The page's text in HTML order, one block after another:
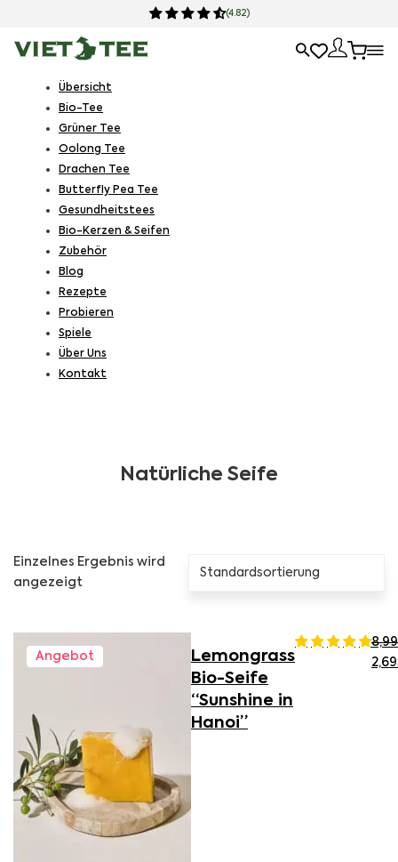
(4.82)
Übersicht
Bio-Tee
Grüner Tee
Oolong Tee
Drachen Tee
Butterfly Pea Tee
Gesundheitstees
Bio-Kerzen & Seifen
Zubehör
Blog
Rezepte
Probieren
Spiele
Über Uns
Kontakt
Natürliche Seife
Einzelnes Ergebnis wird
angezeigt
Angebot
Lemongrass
Bio-Seife
“Sunshine in
Hanoi”